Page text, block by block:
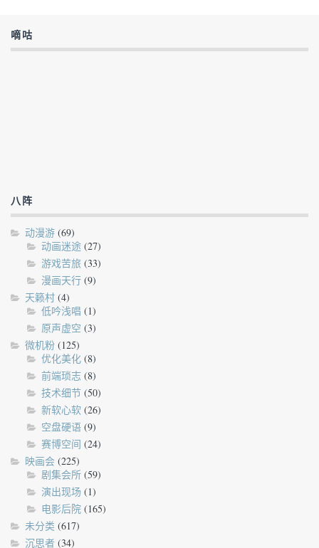
嘀咕
八阵
动漫游 (69)
动画迷途 (27)
游戏苦旅 (33)
漫画天行 (9)
天籁村 (4)
低吟浅唱 (1)
原声虚空 (3)
微机粉 (125)
优化美化 (8)
前端琐志 (8)
技术细节 (50)
新软心软 (26)
空盘硬语 (9)
赛博空间 (24)
映画会 (225)
剧集会所 (59)
演出现场 (1)
电影后院 (165)
未分类 (617)
沉思者 (34)